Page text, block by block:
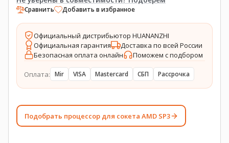
Сравнить Добавить в избранное
Официальный дистрибьютор HUANANZHI
Официальная гарантия
Доставка по всей России
Безопасная оплата онлайн
Поможем с подбором
Оплата: Mir VISA Mastercard СБП Рассрочка
Подобрать процессор для сокета AMD SP3